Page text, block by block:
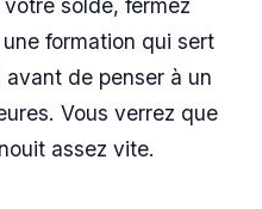
solde, fermez
formation qui sert
de penser à un
Vous verrez que
assez vite.